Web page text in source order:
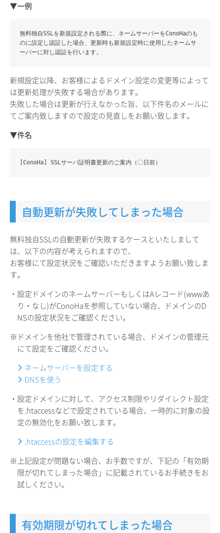
▼一例
無料独自SSLを新規設定される際に、ネームサーバーをConoHaのも
のに設定し認証した場合、更新時も新規設定時に使用したネームサ
ーバーに対し認証を行います。
新規設定以降、お客様によるドメイン設定の変更等によって
は更新処理が失敗する場合があります。
失敗した場合は更新が行えなかった旨、以下件名のメールに
てご案内致しますので設定の見直しをお願い致します。
▼件名
[ConoHa] SSLサーバ証明書更新のご案内（〇日前）
自動更新が失敗してしまった場合
無料独自SSLの自動更新が失敗するケースといたしまして
は、以下の内容が考えられますので、
お客様にて設定状況をご確認いただきますようお願い致しま
す。
・設定ドメインのネームサーバーもしくはAレコード(wwwあ
り・なし)がConoHaを参照していない場合、ドメインのD
NSの設定状況をご確認ください。
※ドメインを他社で管理されている場合、ドメインの管理元
にて設定をご確認ください。
ネームサーバーを設定する
DNSを使う
・設定ドメインに対して、アクセス制限やリダイレクト設定
を.htaccessなどで設定されている場合、一時的に対象の設
定の無効化をお願い致します。
.htaccessの設定を編集する
※上記設定が問題ない場合、お手数ですが、下記の「有効期
限が切れてしまった場合」に記載されているお手続きをお
試しください。
有効期限が切れてしまった場合